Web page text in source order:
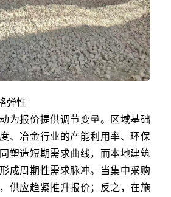
弹性
为报价提供调节变量。区域基础
、冶金行业的产能利用率、环保
塑造短期需求曲线，而本地建筑
成周期性需求脉冲。当集中采购
供应趋紧推升报价；反之，在施